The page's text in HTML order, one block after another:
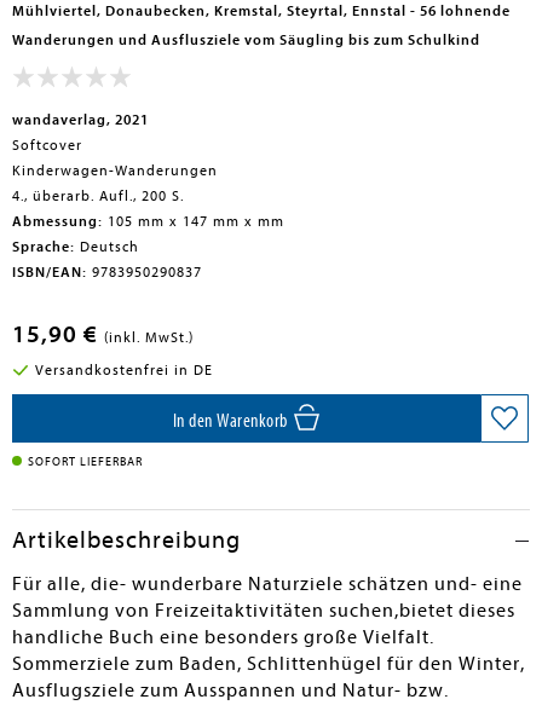
Mühlviertel, Donaubecken, Kremstal, Steyrtal, Ennstal - 56 lohnende
Wanderungen und Ausflusziele vom Säugling bis zum Schulkind
wandaverlag, 2021
Softcover
Kinderwagen-Wanderungen
4., überarb. Aufl., 200 S.
Abmessung: 105 mm x 147 mm x mm
Sprache: Deutsch
ISBN/EAN: 9783950290837
15,90 € (inkl. MwSt.)
Versandkostenfrei in DE
In den Warenkorb
SOFORT LIEFERBAR
Artikelbeschreibung
Für alle, die- wunderbare Naturziele schätzen und- eine
Sammlung von Freizeitaktivitäten suchen,bietet dieses
handliche Buch eine besonders große Vielfalt.
Sommerziele zum Baden, Schlittenhügel für den Winter,
Ausflugsziele zum Ausspannen und Natur- bzw.